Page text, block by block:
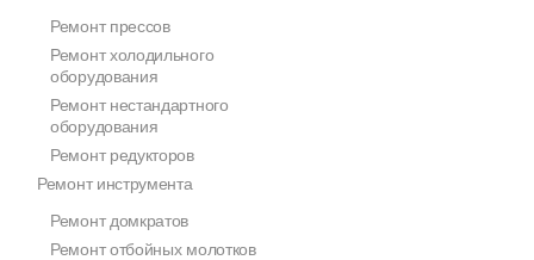
Ремонт прессов
Ремонт холодильного
оборудования
Ремонт нестандартного
оборудования
Ремонт редукторов
Ремонт инструмента
Ремонт домкратов
Ремонт отбойных молотков